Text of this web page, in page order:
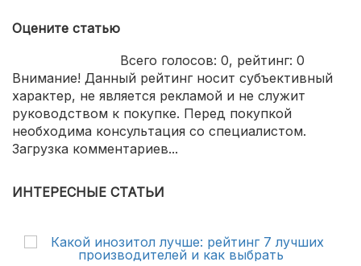
Оцените статью
Всего голосов: 0, рейтинг: 0
Внимание! Данный рейтинг носит субъективный
характер, не является рекламой и не служит
руководством к покупке. Перед покупкой
необходима консультация со специалистом.
Загрузка комментариев...
ИНТЕРЕСНЫЕ СТАТЬИ